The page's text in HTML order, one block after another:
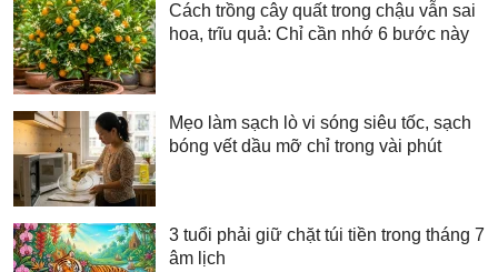
Cách trồng cây quất trong chậu vẫn sai
hoa, trĩu quả: Chỉ cần nhớ 6 bước này
Mẹo làm sạch lò vi sóng siêu tốc, sạch
bóng vết dầu mỡ chỉ trong vài phút
3 tuổi phải giữ chặt túi tiền trong tháng 7
âm lịch